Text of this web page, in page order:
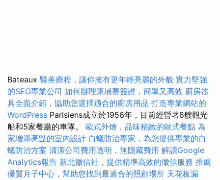
Bateaux 醫美療程，讓你擁有更年輕亮麗的外貌 實力堅強
的SEO專業公司 如何辦理柬埔寨簽證，簡單又高效 廚房器
具全面介紹，協助您選擇適合的廚房用品 打造專業網站的
WordPress Parisiens成立於1956年，目前經營著8艘觀光
船和5家餐廳的車隊。 歐式外燴，品味精緻的歐式餐點 為
家增添亮點的室內設計 白蟻防治專家，為您提供專業的白
蟻防治方案 清潔公司費用透明，無隱藏費用 解讀Google
Analytics報告 新北徵信社，提供精準高效的徵信服務 推薦
優質月子中心，幫助您找到最適合的照顧場所 天花板漏